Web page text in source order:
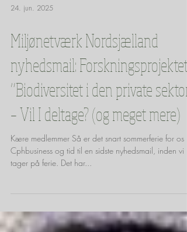
24. jun. 2025
Miljønetværk Nordsjælland
nyhedsmail: Forskningsprojektet
”Biodiversitet i den private sektor”
– Vil I deltage? (og meget mere)
Kære medlemmer Så er det snart sommerferie for os på